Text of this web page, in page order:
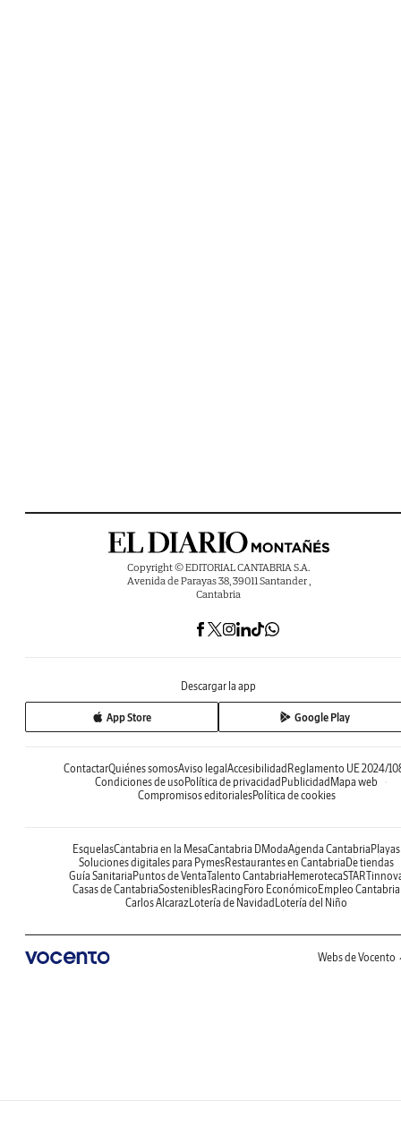
Copyright © EDITORIAL CANTABRIA S.A.
Avenida de Parayas 38, 39011 Santander ,
Cantabria
Descargar la app
App Store Google Play
ContactarQuiénes somosAviso legal Accesibilidad Reglamento UE 2024/
Condiciones de uso Política de privacidad Publicidad Mapa web
Compromisos editorialesPolítica de cookies
EsquelasCantabria en la MesaCantabria DModaAgenda Cantabria Playas
Soluciones digitales para PymesRestaurantes en Cantabria De tiendas
Guía Sanitaria Puntos de VentaTalento Cantabria Hemeroteca
Casas de CantabriaSosteniblesRacing Foro Económico Empleo Cantabria
Carlos AlcarazLotería de Navidad Lotería del Niño
Webs de Vocento